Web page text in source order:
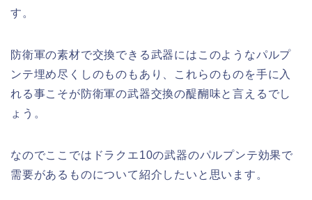
す。
防衛軍の素材で交換できる武器にはこのようなパルプ
ンテ埋め尽くしのものもあり、これらのものを手に入
れる事こそが防衛軍の武器交換の醍醐味と言えるでし
ょう。
なのでここではドラクエ10の武器のパルプンテ効果で
需要があるものについて紹介したいと思います。